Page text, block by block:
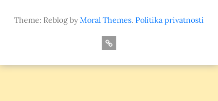
Theme: Reblog byMoral Themes. Politika privatnosti